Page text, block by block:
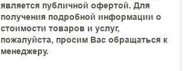
является публичной офертой. Для
получения подробной информации о
стоимости товаров и услуг,
пожалуйста, просим Вас обращаться к
менеджеру.